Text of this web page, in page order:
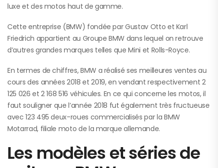
luxe et des motos haut de gamme.
Cette entreprise (BMW) fondée par Gustav Otto et Karl
Friedrich appartient au Groupe BMW dans lequel on retrouve
d’autres grandes marques telles que Mini et Rolls-Royce.
En termes de chiffres, BMW a réalisé ses meilleures ventes au
cours des années 2018 et 2019, en vendant respectivement 2
125 026 et 2 168 516 véhicules. En ce qui concerne les motos, il
faut souligner que l’année 2018 fut également très fructueuse
avec 123 495 deux-roues commercialisés par la BMW
Motarrad, filiale moto de la marque allemande.
Les modèles et séries de